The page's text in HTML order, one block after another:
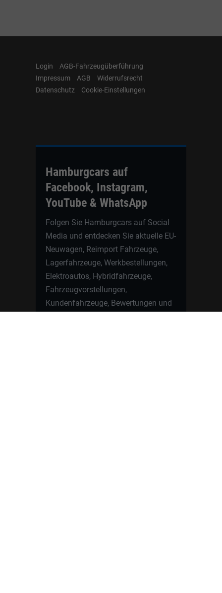
Login
AGB-Fahrzeugüberführung
Impressum
AGB
Widerrufsrecht
Datenschutz
Cookie-Einstellungen
Hamburgcars auf
Facebook, Instagram,
YouTube & WhatsApp
Folgen Sie Hamburgcars auf Social
Media und entdecken Sie aktuelle EU-
Neuwagen, Reimport Fahrzeuge,
Lagerfahrzeuge, Werkbestellungen,
Elektroautos, Hybridfahrzeuge,
Fahrzeugvorstellungen,
Kundenfahrzeuge, Bewertungen und